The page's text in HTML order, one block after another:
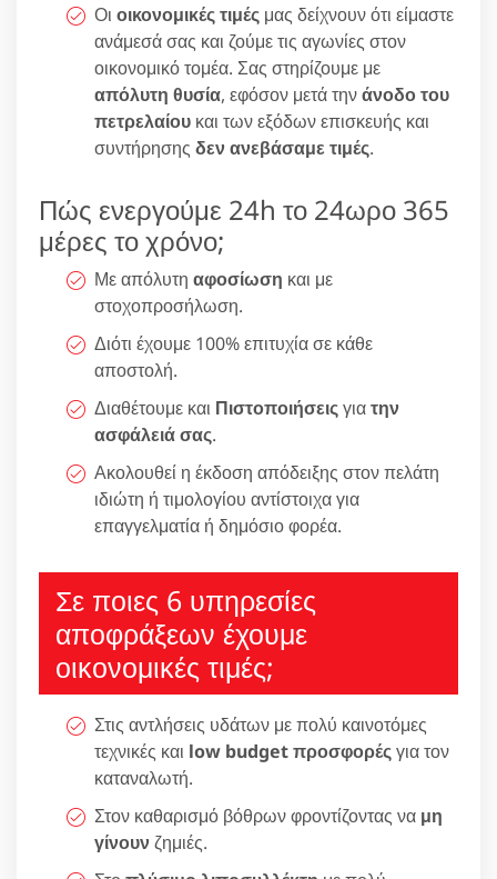
Οι οικονομικές τιμές μας δείχνουν ότι είμαστε
ανάμεσά σας και ζούμε τις αγωνίες στον
οικονομικό τομέα. Σας στηρίζουμε με
απόλυτη θυσία, εφόσον μετά τηνάνοδο του
πετρελαίου και των εξόδων επισκευής και
συντήρησης δεν ανεβάσαμε τιμές.
Πώς ενεργούμε 24h το 24ωρο 365
μέρες το χρόνο;
Με απόλυτη αφοσίωση και με
στοχοπροσήλωση.
Διότι έχουμε 100% επιτυχία σε κάθε
αποστολή.
Διαθέτουμε και Πιστοποιήσειςγιατην
ασφάλειά σας.
Ακολουθεί η έκδοση απόδειξης στον πελάτη
ιδιώτη ή τιμολογίου αντίστοιχα για
επαγγελματία ή δημόσιο φορέα.
Σε ποιες 6 υπηρεσίες
αποφράξεων έχουμε
οικονομικές τιμές;
Στις αντλήσεις υδάτων με πολύ καινοτόμες
τεχνικές και low budget προσφορέςγια τον
καταναλωτή.
Στον καθαρισμό βόθρων φροντίζοντας να μη
γίνουνζημιές.